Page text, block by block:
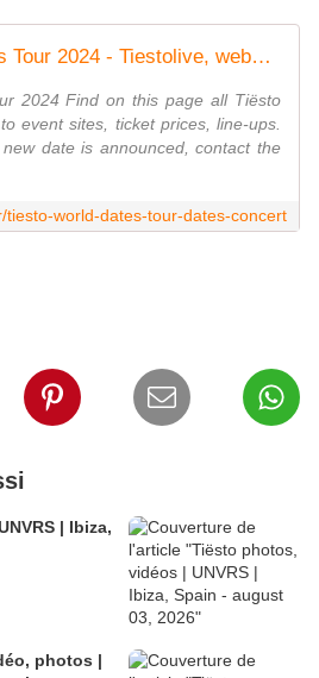
Tiësto - World Dates Tour 2024 - Tiestolive, website Tiesto
2024 Find on this page all Tiësto
event sites, ticket prices, line-ups.
date is announced, contact the
tiesto-world-dates-tour-dates-concert
| Ibiza,
photos |